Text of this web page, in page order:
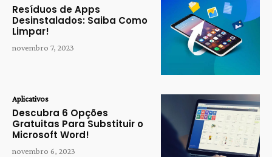
Resíduos de Apps
Desinstalados: Saiba Como
Limpar!
novembro 7, 2023
Aplicativos
Descubra 6 Opções
Gratuitas Para Substituir o
Microsoft Word!
novembro 6, 2023